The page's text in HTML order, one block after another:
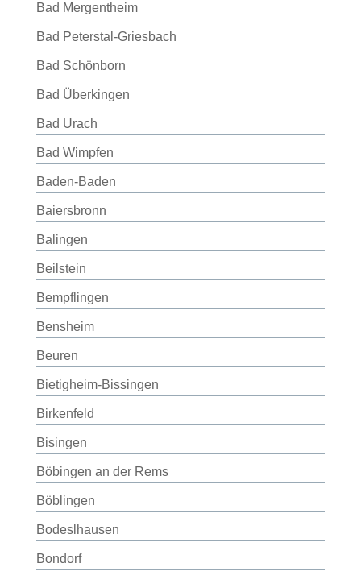
Bad Mergentheim
Bad Peterstal-Griesbach
Bad Schönborn
Bad Überkingen
Bad Urach
Bad Wimpfen
Baden-Baden
Baiersbronn
Balingen
Beilstein
Bempflingen
Bensheim
Beuren
Bietigheim-Bissingen
Birkenfeld
Bisingen
Böbingen an der Rems
Böblingen
Bodeslhausen
Bondorf